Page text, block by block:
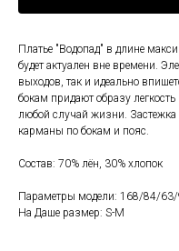
Платье "Водопад" в длине
будет актуален вне времени.
выходов, так и идеально
бокам придают образу
любой случай жизни. Застежка
карманы по бокам и пояс.
Состав: 70% лён, 30% хлопок
Параметры модели: 168/84/
На Даше размер: S-М